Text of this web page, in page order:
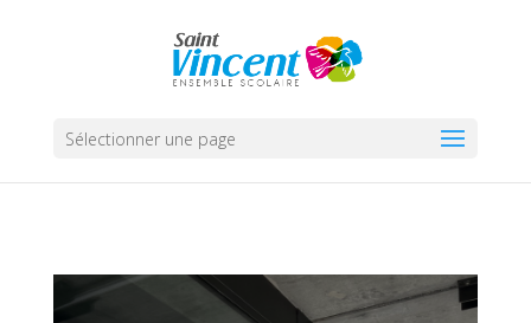
Sélectionner une page